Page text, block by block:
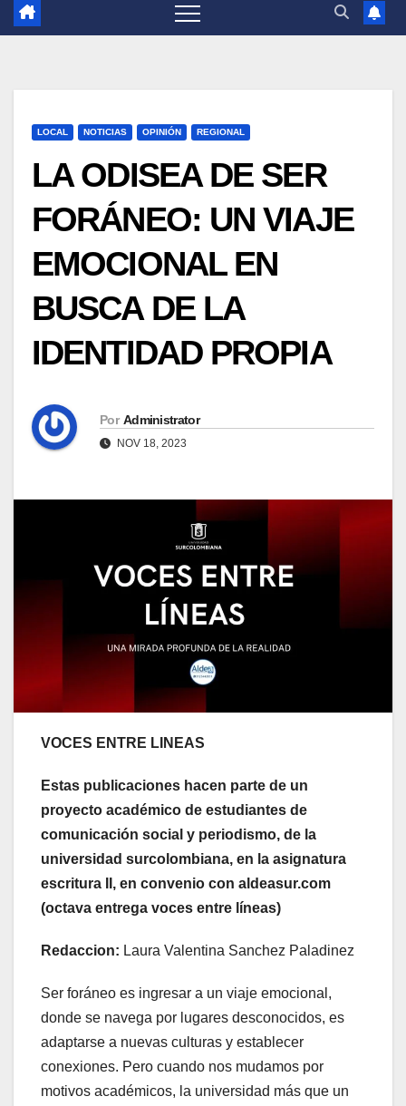
LOCAL NOTICIAS OPINIÓN REGIONAL
LA ODISEA DE SER
FORÁNEO: UN VIAJE
EMOCIONAL EN
BUSCA DE LA
IDENTIDAD PROPIA
Por Administrator
NOV 18, 2023
VOCES ENTRE LINEAS
Estas publicaciones hacen parte de un
proyecto académico de estudiantes de
comunicación social y periodismo, de la
universidad surcolombiana, en la asignatura
escritura II, en convenio con aldeasur.com
(octava entrega voces entre líneas)
Redaccion: Laura Valentina Sanchez Paladinez
Ser foráneo es ingresar a un viaje emocional,
donde se navega por lugares desconocidos, es
adaptarse a nuevas culturas y establecer
conexiones. Pero cuando nos mudamos por
motivos académicos, la universidad más que un